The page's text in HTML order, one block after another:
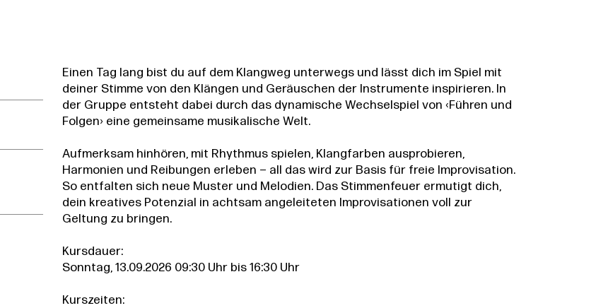
Einen Tag lang bist du auf dem Klangweg unterwegs und lässt dich im Spiel mit
deiner Stimme von den Klängen und Geräuschen der Instrumente inspirieren. In
der Gruppe entsteht dabei durch das dynamische Wechselspiel von ‹Führen und
Folgen› eine gemeinsame musikalische Welt.
Aufmerksam hinhören, mit Rhythmus spielen, Klangfarben ausprobieren,
Harmonien und Reibungen erleben – all das wird zur Basis für freie Improvisation.
So entfalten sich neue Muster und Melodien. Das Stimmenfeuer ermutigt dich,
dein kreatives Potenzial in achtsam angeleiteten Improvisationen voll zur
Geltung zu bringen.
Kursdauer:
Sonntag, 13.09.2026 09:30 Uhr bis 16:30 Uhr
Kurszeiten: